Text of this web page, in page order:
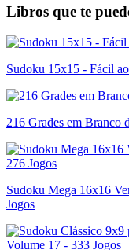
Libros que te
Sudoku 15x15 - Fácil
216 Grades em Branco
Sudoku Mega 16x16
Jogos